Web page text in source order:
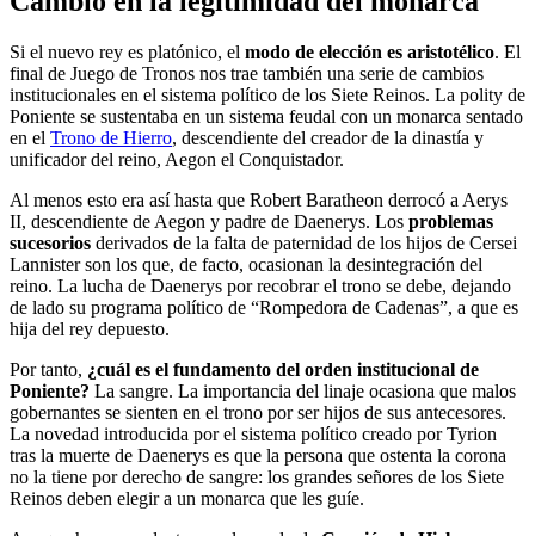
Si el nuevo rey es platónico, el modo de elección es aristotélico. El
final de Juego de Tronos nos trae también una serie de cambios
institucionales en el sistema político de los Siete Reinos. La polity de
Poniente se sustentaba en un sistema feudal con un monarca sentado
en el Trono de Hierro, descendiente del creador de la dinastía y
unificador del reino, Aegon el Conquistador.
Al menos esto era así hasta que Robert Baratheon derrocó a Aerys
II, descendiente de Aegon y padre de Daenerys. Los problemas
sucesorios derivados de la falta de paternidad de los hijos de Cersei
Lannister son los que, de facto, ocasionan la desintegración del
reino. La lucha de Daenerys por recobrar el trono se debe, dejando
de lado su programa político de “Rompedora de Cadenas”, a que es
hija del rey depuesto.
Por tanto, ¿cuál es el fundamento del orden institucional de
Poniente? La sangre. La importancia del linaje ocasiona que malos
gobernantes se sienten en el trono por ser hijos de sus antecesores.
La novedad introducida por el sistema político creado por Tyrion
tras la muerte de Daenerys es que la persona que ostenta la corona
no la tiene por derecho de sangre: los grandes señores de los Siete
Reinos deben elegir a un monarca que les guíe.